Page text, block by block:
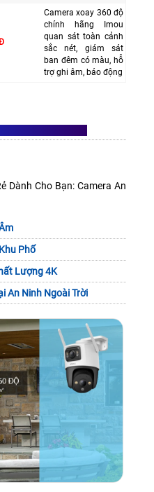
Camera xoay 360 độ
chính hãng Imou
quan sát toàn cảnh
sắc nét, giám sát
ban đêm có màu, hỗ
trợ ghi âm, báo động
Dành Cho Bạn: Camera An
Phố
Lượng 4K
An Ninh Ngoài Trời